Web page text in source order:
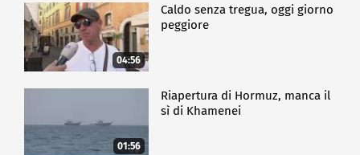
04:56
Caldo senza tregua, oggi giorno
peggiore
01:56
Riapertura di Hormuz, manca il
sì di Khamenei